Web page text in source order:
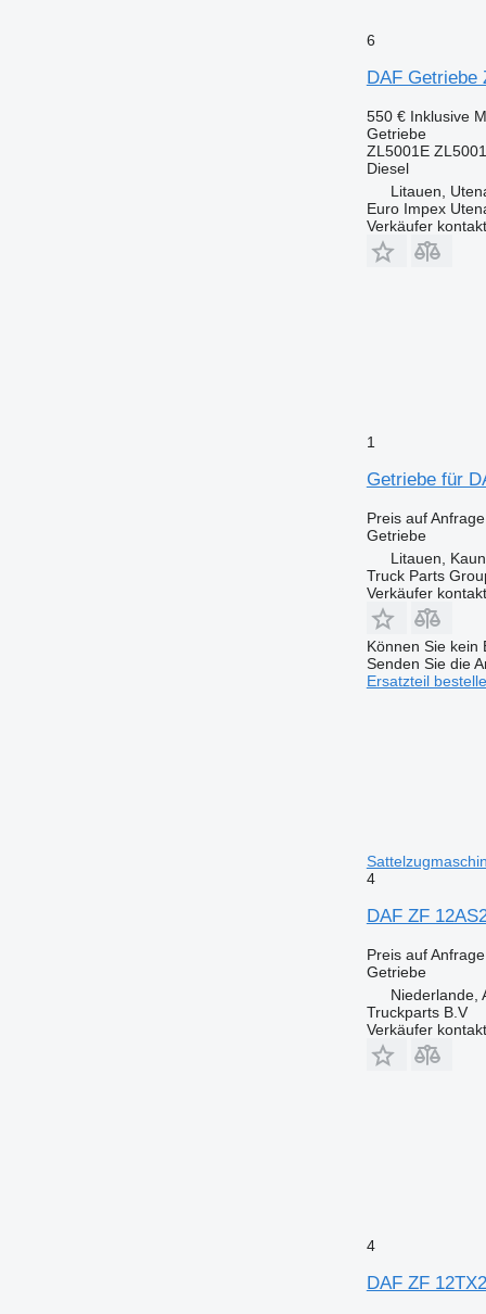
6
DAF Getriebe
550 € Inklusive
Getriebe
ZL5001E
Diesel
Litauen,
Euro Impex
Verkäufer
1
Getriebe für
Preis auf Anfrage
Getriebe
Litauen,
Truck Parts
Verkäufer
Können Sie kein
Senden Sie die
Ersatzteil
4
DAF ZF
Preis auf Anfrage
Getriebe
Niederlande,
Truckparts B.V
Verkäufer
4
DAF ZF